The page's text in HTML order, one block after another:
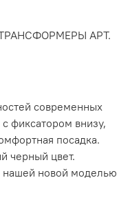
АРТ.
современных
фиксатором внизу,
посадка.
черный цвет.
нашей новой моделью